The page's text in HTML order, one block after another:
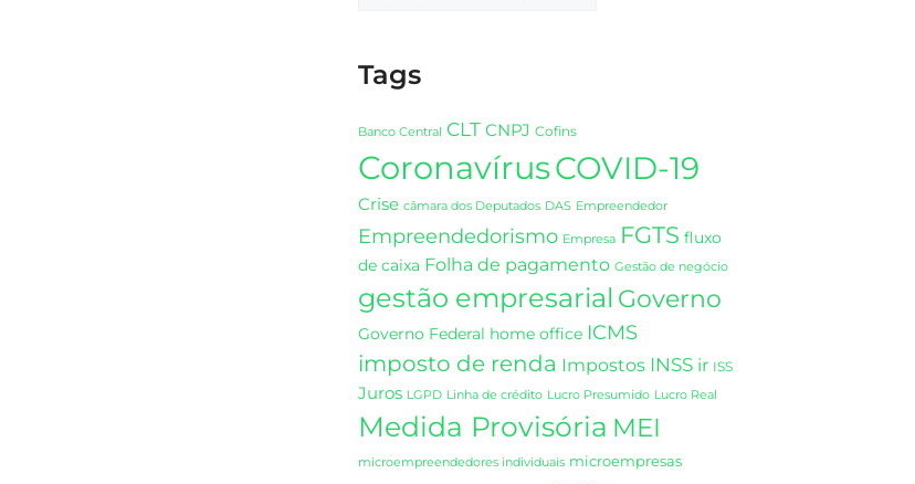
Tags
Banco Central CLT CNPJ Cofins
CoronavírusCOVID-19
Crise câmara dos Deputados DAS Empreendedor
Empreendedorismo Empresa FGTS fluxo
de caixa Folha de pagamento Gestão de negócio
gestão empresarial Governo
Governo Federal home office ICMS
imposto de renda Impostos INSS ir ISS
Juros LGPD Linha de crédito Lucro Presumido Lucro Real
Medida Provisória MEI
microempreendedores individuais microempresas